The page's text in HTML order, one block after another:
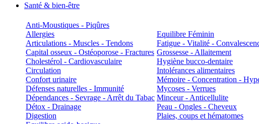
Santé & bien-être
Anti-Moustiques - Piqûres
Allergies
Articulations - Muscles - Tendons
Capital osseux - Ostéoporose - Fractures
Cholestérol - Cardiovasculaire
Circulation
Confort urinaire
Défenses naturelles - Immunité
Dépendances - Sevrage - Arrêt du Tabac
Détox - Drainage
Digestion
Equilibre Féminin
Fatigue - Vitalité -
Grossesse - Allaitement
Hygiène bucco-dentaire
Intolérances alimentaires
Mémoire - Concentration -
Mycoses - Verrues
Minceur - Anticellulite
Peau - Ongles - Cheveux
Plaies, coups et hématomes